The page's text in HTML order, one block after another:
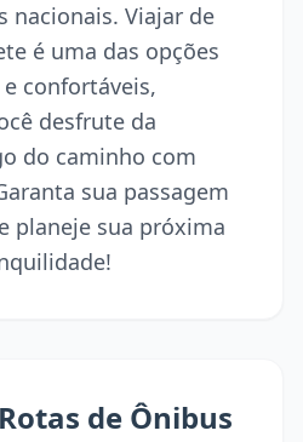
nacionais. Viajar de
é uma das opções
confortáveis,
desfrute da
do caminho com
sua passagem
planeje sua próxima
de Ônibus